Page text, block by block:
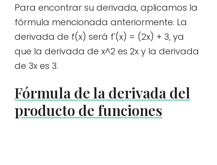
Para encontrar su derivada, aplicamos la
fórmula mencionada anteriormente. La
derivada de f(x) será f'(x) = (2x) + 3, ya
que la derivada de x^2 es 2x y la derivada
de 3x es 3.
Fórmula de la derivada del
producto de funciones